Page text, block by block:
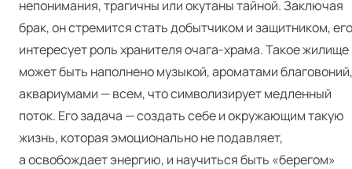
непонимания, трагичны или окутаны тайной. Заключая
брак, он стремится стать добытчиком и защитником, его
интересует роль хранителя очага-храма. Такое жилище
может быть наполнено музыкой, ароматами благовоний,
аквариумами — всем, что символизирует медленный
поток. Его задача — создать себе и окружающим такую
жизнь, которая эмоционально не подавляет,
а освобождает энергию, и научиться быть «берегом»